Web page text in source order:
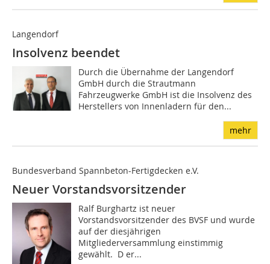
Langendorf
Insolvenz beendet
Durch die Übernahme der Langendorf
GmbH durch die Strautmann
Fahrzeugwerke GmbH ist die Insolvenz des
Herstellers von Innenladern für den...
mehr
Bundesverband Spannbeton-Fertigdecken e.V.
Neuer Vorstandsvorsitzender
Ralf Burghartz ist neuer
Vorstandsvorsitzender des BVSF und wurde
auf der diesjährigen
Mitgliederversammlung einstimmig
gewählt. D er...